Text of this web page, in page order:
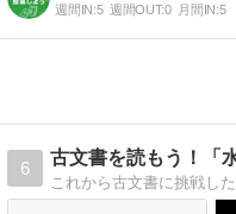
週間IN:5 週間OUT:0 月間IN:5
6